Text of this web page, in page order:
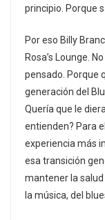
principio. Porque
Por eso Billy
Rosa’s Lounge.
pensado. Porque
generación del
Quería que le
entienden? Para
experiencia más
esa transición
mantener la
la música, del